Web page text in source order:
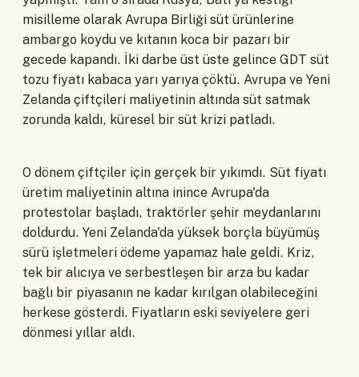
misilleme olarak Avrupa Birliği süt ürünlerine
ambargo koydu ve kıtanın koca bir pazarı bir
gecede kapandı. İki darbe üst üste gelince GDT süt
tozu fiyatı kabaca yarı yarıya çöktü. Avrupa ve Yeni
Zelanda çiftçileri maliyetinin altında süt satmak
zorunda kaldı, küresel bir süt krizi patladı.
O dönem çiftçiler için gerçek bir yıkımdı. Süt fiyatı
üretim maliyetinin altına inince Avrupa'da
protestolar başladı, traktörler şehir meydanlarını
doldurdu. Yeni Zelanda'da yüksek borçla büyümüş
sürü işletmeleri ödeme yapamaz hale geldi. Kriz,
tek bir alıcıya ve serbestleşen bir arza bu kadar
bağlı bir piyasanın ne kadar kırılgan olabileceğini
herkese gösterdi. Fiyatların eski seviyelere geri
dönmesi yıllar aldı.